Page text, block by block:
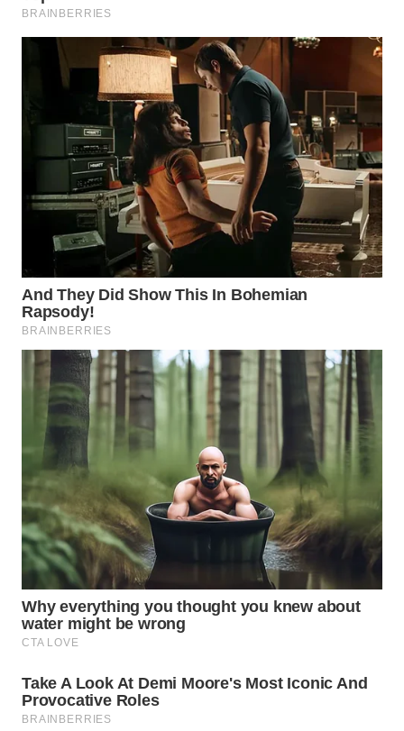
KALTIM
WN
SULSEL
WN
GORONTALO
WN
SULUT
WN
MALUKU
WN
WN
DAIRI
DANAU
TOBA
WN
NIAS
WN
LANGKAT
WN
TAPANULI
SELATAN